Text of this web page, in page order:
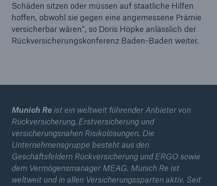
Schäden sitzen oder müssen auf staatliche Hilfen
hoffen, obwohl sie gegen eine angemessene Prämie
versicherbar wären“, so Doris Höpke anlässlich der
Rückversicherungskonferenz Baden-Baden weiter.
Munich Reist ein weltweit führender Anbieter von
Rückversicherung, Erstversicherung und
versicherungsnahen Risikolösungen. Die
Unternehmensgruppe besteht aus den
Geschäftsfeldern Rückversicherung und ERGO sowie
dem Vermögensmanager MEAG. Munich Re ist
weltweit und in allen Versicherungssparten aktiv. Seit
Munich Re erwartet steigende
Rückversicherungspreise in Europa
Zeitenwende und Zukunftschance – Versicherer
Quartalsmitteilung 1/2021
Munich Re erzielt Quartalsergebnis von circa 1,1
Mrd. €
Hauptversammlung beschließt stabile Dividende